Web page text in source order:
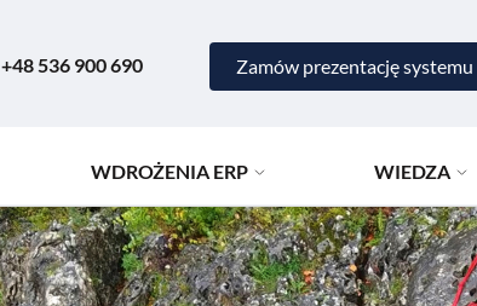
+48 536 900 690 Zamów prezentację systemu
WDROŻENIA ERP WIEDZA